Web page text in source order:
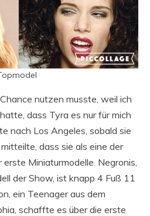
nutzen musste, weil ich
dass Tyra es nur für mich
nach Los Angeles, sobald sie
dass sie als eine der
Miniaturmodelle. Negronis,
der Show, ist knapp 4 Fuß 11
ein Teenager aus dem
schaffte es über die erste